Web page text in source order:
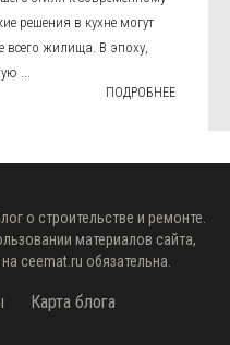
решения в кухне могут
всего жилища. В эпоху,
...
ПОДРОБНЕЕ
о строительстве и ремонте.
материалов сайта,
ceemat.ru обязательна.
Карта блога